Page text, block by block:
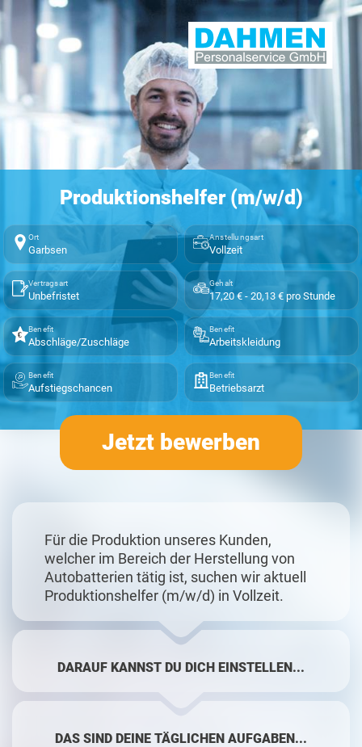
Produktionshelfer (m/w/d)
Ort
Garbsen
Anstellungsart
Vollzeit
Vertragsart
Unbefristet
Gehalt
17,20 € - 20,13 € pro Stunde
Benefit
Abschläge/Zuschläge
Benefit
Arbeitskleidung
Benefit
Aufstiegschancen
Benefit
Betriebsarzt
Jetzt bewerben
Für die Produktion unseres Kunden,
welcher im Bereich der Herstellung von
Autobatterien tätig ist, suchen wir aktuell
Produktionshelfer (m/w/d) in Vollzeit.
DARAUF KANNST DU DICH EINSTELLEN...
DAS SIND DEINE TÄGLICHEN AUFGABEN...